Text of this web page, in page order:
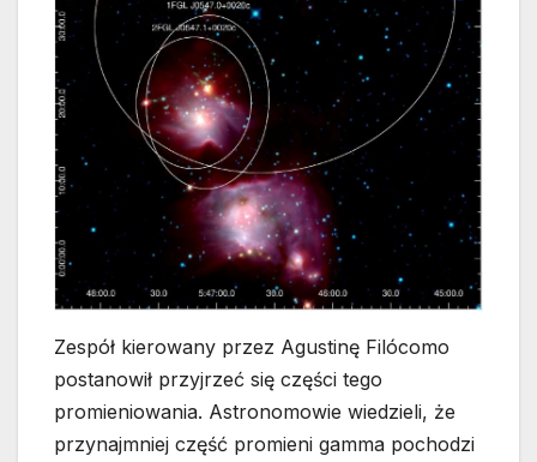
Zespół kierowany przez Agustinę Filócomo
postanowił przyjrzeć się części tego
promieniowania. Astronomowie wiedzieli, że
przynajmniej część promieni gamma pochodzi